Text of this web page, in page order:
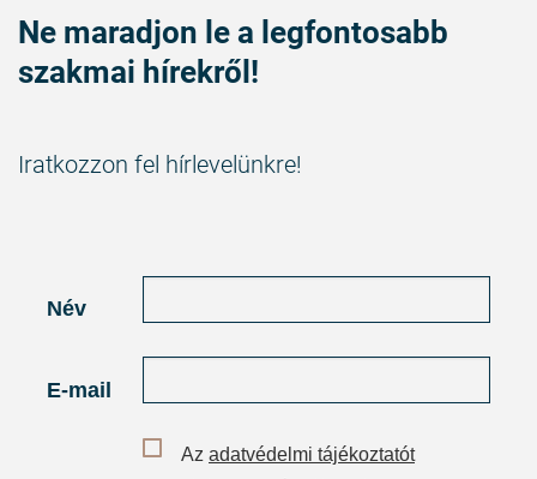
Ne maradjon le a legfontosabb
szakmai hírekről!
Iratkozzon fel hírlevelünkre!
Név
E-mail
Az adatvédelmi tájékoztatót